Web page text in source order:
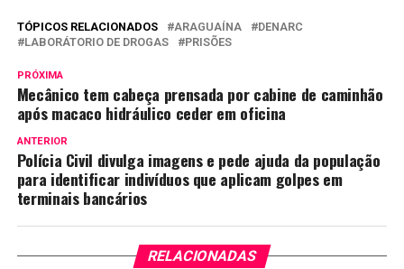
TÓPICOS RELACIONADOS ARAGUAÍNA
DENARC
LABORÁTORIO DE DROGAS
PRISÕES
PRÓXIMA
Mecânico tem cabeça prensada por cabine de caminhão
após macaco hidráulico ceder em oficina
ANTERIOR
Polícia Civil divulga imagens e pede ajuda da população
para identificar indivíduos que aplicam golpes em
terminais bancários
RELACIONADAS